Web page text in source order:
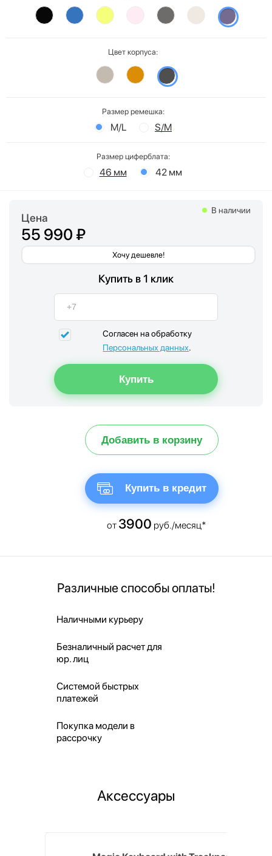
Цвет корпуса:
Размер ремешка:
M/L S/M
Размер циферблата:
46 мм 42 мм
Цена
55 990 ₽
Хочу дешевле!
В наличии
Купить в 1 клик
Согласен на обработку
Персональных данных.
Добавить в корзину
Купить в кредит
от 3900 руб./месяц*
Различные способы оплаты!
Наличными курьеру
Безналичный расчет для
юр. лиц
Системой быстрых
платежей
Покупка модели в
рассрочку
Аксессуары